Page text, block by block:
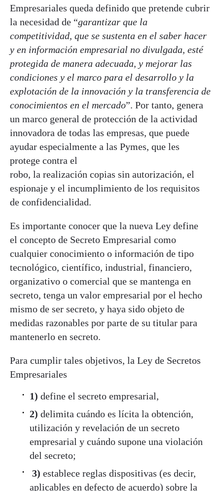
Empresariales queda definido que pretende cubrir
la necesidad de “garantizar que la
competitividad, que se sustenta en el saber hacer
y en información empresarial no divulgada, esté
protegida de manera adecuada, y mejorar las
condiciones y el marco para el desarrollo y la
explotación de la innovación y la transferencia de
conocimientos en el mercado”. Por tanto, genera
un marco general de protección de la actividad
innovadora de todas las empresas, que puede
ayudar especialmente a las Pymes, que les
protege contra el
robo, la realización copias sin autorización, el
espionaje y el incumplimiento de los requisitos
de confidencialidad.
Es importante conocer que la nueva Ley define
el concepto de Secreto Empresarial como
cualquier conocimiento o información de tipo
tecnológico, científico, industrial, financiero,
organizativo o comercial que se mantenga en
secreto, tenga un valor empresarial por el hecho
mismo de ser secreto, y haya sido objeto de
medidas razonables por parte de su titular para
mantenerlo en secreto.
Para cumplir tales objetivos, la Ley de Secretos
Empresariales
1) define el secreto empresarial,
2) delimita cuándo es lícita la obtención,
utilización y revelación de un secreto
empresarial y cuándo supone una violación
del secreto;
3) establece reglas dispositivas (es decir,
aplicables en defecto de acuerdo) sobre la